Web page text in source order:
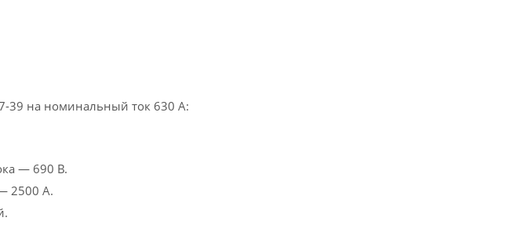
39 на номинальный ток 630 А:
— 690 В.
2500 А.